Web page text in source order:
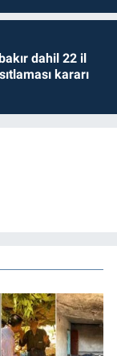
dahil 22 il
kararı